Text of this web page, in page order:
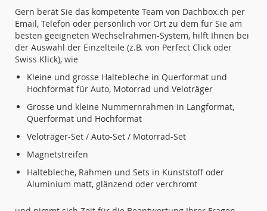
Gern berät Sie das kompetente Team von Dachbox.ch per
Email, Telefon oder persönlich vor Ort zu dem für Sie am
besten geeigneten Wechselrahmen-System, hilft Ihnen bei
der Auswahl der Einzelteile (z.B. von Perfect Click oder
Swiss Klick), wie
Kleine und grosse Haltebleche in Querformat und
Hochformat für Auto, Motorrad und Veloträger
Grosse und kleine Nummernrahmen in Langformat,
Querformat und Hochformat
Veloträger-Set / Auto-Set / Motorrad-Set
Magnetstreifen
Haltebleche, Rahmen und Sets in Kunststoff oder
Aluminium matt, glänzend oder verchromt